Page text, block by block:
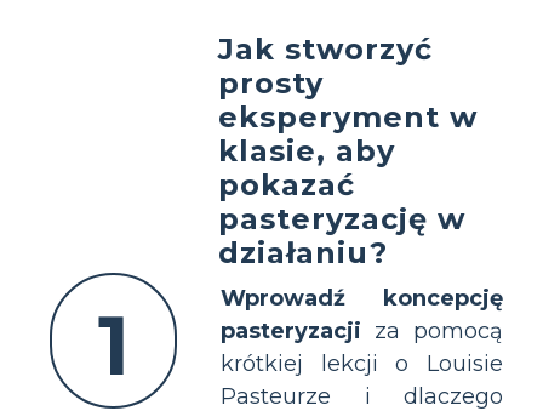
1
Jak stworzyć
prosty
eksperyment w
klasie, aby
pokazać
pasteryzację w
działaniu?
Wprowadź koncepcję
pasteryzacji za pomocą
krótkiej lekcji o Louisie
Pasteurze i dlaczego